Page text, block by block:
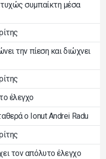
συμπαίκτη μέσα
την πίεση και διώχνει
έλεγχο
ο Ionut Andrei Radu
τον απόλυτο έλεγχο